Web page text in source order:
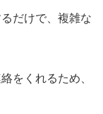
だけで、複雑な
をくれるため、